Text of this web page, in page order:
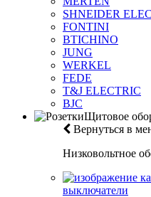
SHNEIDER
FONTINI
BTICHINO
JUNG
WERKEL
FEDE
T&J ELECTRIC
BJC
Щитовое
Вернуться в
Низковольтное
выключатели